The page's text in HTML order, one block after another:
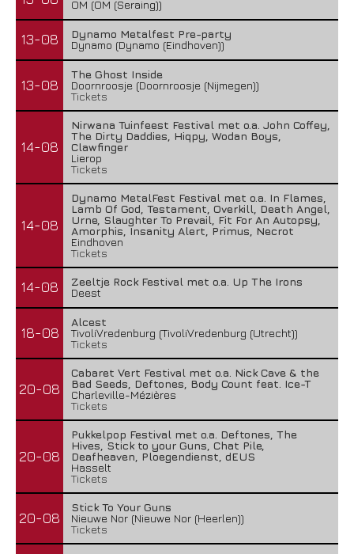
OM (OM (Seraing))
13-08
Dynamo Metalfest Pre-party
Dynamo (Dynamo (Eindhoven))
13-08
The Ghost Inside
Doornroosje (Doornroosje (Nijmegen))
Tickets
14-08
Nirwana Tuinfeest Festival met o.a. John Coffey,
The Dirty Daddies, Hiqpy, Wodan Boys,
Clawfinger
Lierop
Tickets
14-08
Dynamo MetalFest Festival met o.a. In Flames,
Lamb Of God, Testament, Overkill, Death Angel,
Urne, Slaughter To Prevail, Fit For An Autopsy,
Amorphis, Insanity Alert, Primus, Necrot
Eindhoven
Tickets
14-08
Zeeltje Rock Festival met o.a. Up The Irons
Deest
18-08
Alcest
TivoliVredenburg (TivoliVredenburg (Utrecht))
Tickets
20-08
Cabaret Vert Festival met o.a. Nick Cave & the
Bad Seeds, Deftones, Body Count feat. Ice-T
Charleville-Mézières
Tickets
20-08
Pukkelpop Festival met o.a. Deftones, The
Hives, Stick to your Guns, Chat Pile,
Deafheaven, Ploegendienst, dEUS
Hasselt
Tickets
20-08
Stick To Your Guns
Nieuwe Nor (Nieuwe Nor (Heerlen))
Tickets